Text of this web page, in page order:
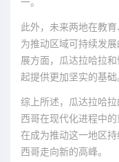
此外，未来两地在教
为推动区域可持续发
展方面，瓜达拉哈拉
起提供更加坚实的基础
综上所述，瓜达拉哈
西哥在现代化进程中
在成为推动这一地区
西哥走向新的高峰。